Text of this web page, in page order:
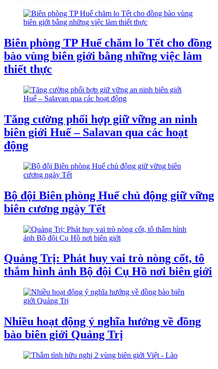
Biên phòng TP Huế chăm lo Tết cho đồng
bào vùng biên giới bằng những việc làm
thiết thực
Tăng cường phối hợp giữ vững an ninh
biên giới Huế – Salavan qua các hoạt
động
Bộ đội Biên phòng Huế chủ động giữ vững
biên cương ngày Tết
Quảng Trị: Phát huy vai trò nòng cốt, tô
thắm hình ảnh Bộ đội Cụ Hồ nơi biên giới
Nhiều hoạt động ý nghĩa hướng về đồng
bào biên giới Quảng Trị